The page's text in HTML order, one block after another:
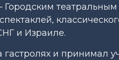
– Городским
и Израиле.
гастролях и принимал